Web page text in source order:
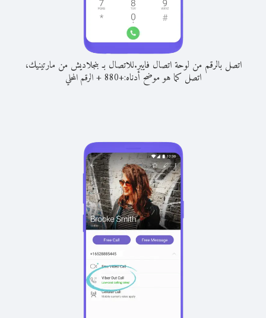
اتصل بالرقم من لوحة اتصال فايبر.للاتصال بـ بنجلاديش من مارتينيك،
اتصل كما هو موضح أدناه:+
880
+الرقم المحلي